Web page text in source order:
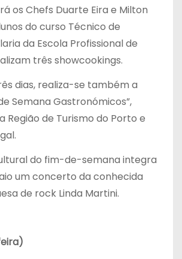
os Chefs Duarte Eira e Milton
do curso Técnico de
da Escola Profissional de
três showcookings.
dias, realiza-se também a
Semana Gastronómicos”,
Região de Turismo do Porto e
do fim-de-semana integra
um concerto da conhecida
de rock Linda Martini.